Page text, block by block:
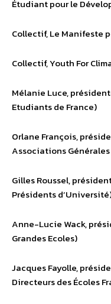
Étudiant pour le
Collectif, Le Manifeste
Collectif, Youth For
Mélanie Luce,
Etudiants de France)
Orlane François,
Associations
Gilles Roussel,
Présidents
Anne-Lucie Wack,
Grandes Ecoles)
Jacques Fayolle,
Directeurs des Écoles